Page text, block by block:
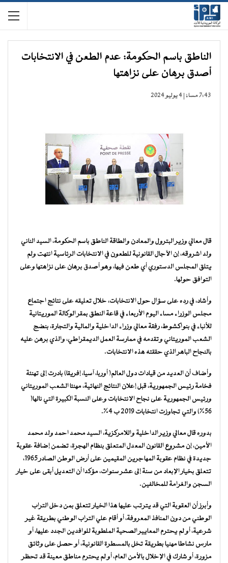
الناطق باسم الحكومة: عدم الطعن في الانتخابات
أصدق برهان على نزاهتها
7:43 مساءً | 4 يوليو 2024
قال معالي وزير البترول والمعادن والطاقة الناطق باسم الحكومة، السيد الناني
ولد اشروقه، إن الآجال القانونية للطعون في الانتخابات الرئاسية انتهت ولم
يتلق المجلس الدستوري أي طعن فيها، وهو أصدق برهان على نزاهتها وعلى
التوافق حولها.
وأشاد، في رده على سؤال حول الانتخابات، خلال تعليقه على نتائج اجتماع
مجلس الوزراء مساء اليوم الأربعاء في قاعة النطق بمقر الوكالة الموريتانية
للأنباء في بنواكشوط، رفقة معالي وزراء الداخلية والمالية والتجارة، بنضج
الشعب الموريتاني وتقدمه في ممارسة العمل الديمقراطي، والذي برهن عليه
بالنجاح الباهر الذي حققته هذه الانتخابات.
وأضاف أن العديد من قيادات دول العالم( أوربا، آسيا، إفريقا) بادرت إلى تهنئة
فخامة رئيس الجمهورية، قبل إعلان النتائج النهائية، مهنئا الشعب الموريتاني
ورئيس الجمهورية على نجاح الانتخابات وعلى النسبة الكبيرة التي نالها(
56%) والتي تجاوزت انتخابات 2019 ب 4%.
بدوره قال معالي وزير الداخلية واللامركزية، السيد محمد احمد ولد محمد
الأمين، إن مشروع القانون المعدل المتعلق بنظام الهجرة، تضمن إضافة عقوبة
جديدة في نظام عقوبة المهاجرين المقيمين على أرض الوطن الصادر 1965،
تتعلق بخيار الإبعاد من سنة إلى عشر سنوات، مؤكدا أن التعديل أبقى على خيار
السجن والغرامة للمخالفين.
وأبرز أن العقوبة التي قد يترتب عليها هذا الخيار تتعلق بمن دخل التراب
الوطني من دون المنافذ المعروفة، أو أقام علي التراب الوطني بطريقة غير
شرعية، أو لم يحترم المعايير الصحية الملطوبة للوافدين الجدد عليها، أو
مارس نشاطا مهنيا بطريقة تخل بالمسطرة القانونية، أو حصل على وثائق
مزورة، أو شارك في الإخلال بالأمن العام، أو لم يحترم مناطق معينة قد تحظر